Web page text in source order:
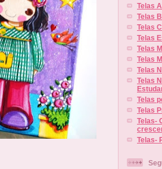
Telas
Telas
Telas
Telas
Telas
Telas
Telas
Telas
Telas
Telas
Telas-
Telas-